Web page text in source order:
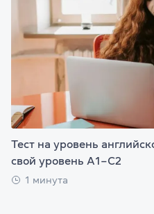
Тест на уровень
свой уровень А1–С2
1 минута